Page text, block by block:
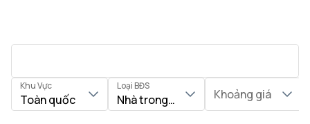
Khu Vực
Toàn quốc
Loại BĐS
Nhà trong ngõ, Đất nềnKhoảng giá